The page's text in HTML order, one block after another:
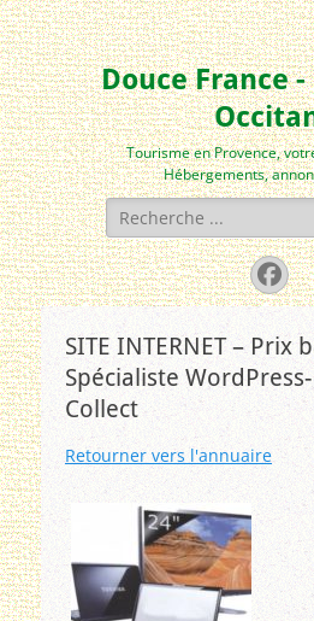
Douce France
Tourisme en Provence,
Hébergements,
Rechercher :
SITE INTERNET – Prix
Spécialiste
Collect
Retourner vers l'annuaire